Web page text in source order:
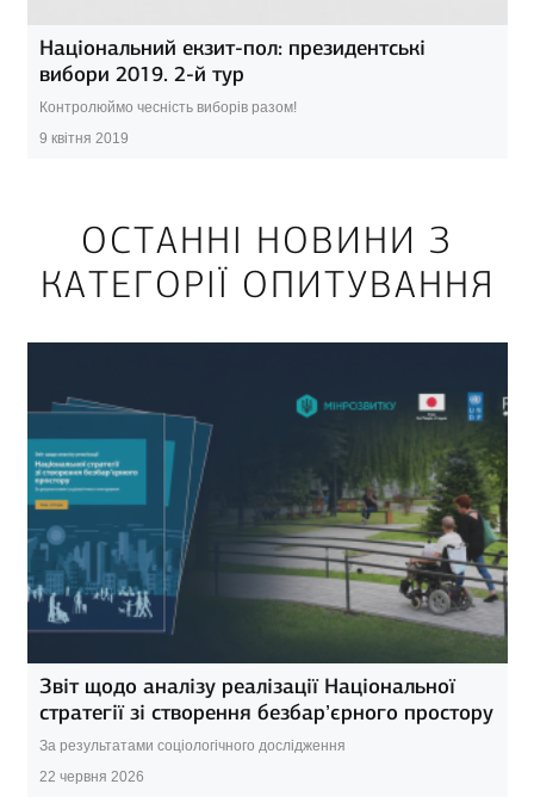
Національний екзит-пол: президентські
вибори 2019. 2-й тур
Контролюймо чесність виборів разом!
9 квітня 2019
ОСТАННІ НОВИНИ З
КАТЕГОРІЇ ОПИТУВАННЯ
Звіт щодо аналізу реалізації Національної
стратегії зі створення безбар’єрного простору
За результатами соціологічного дослідження
22 червня 2026